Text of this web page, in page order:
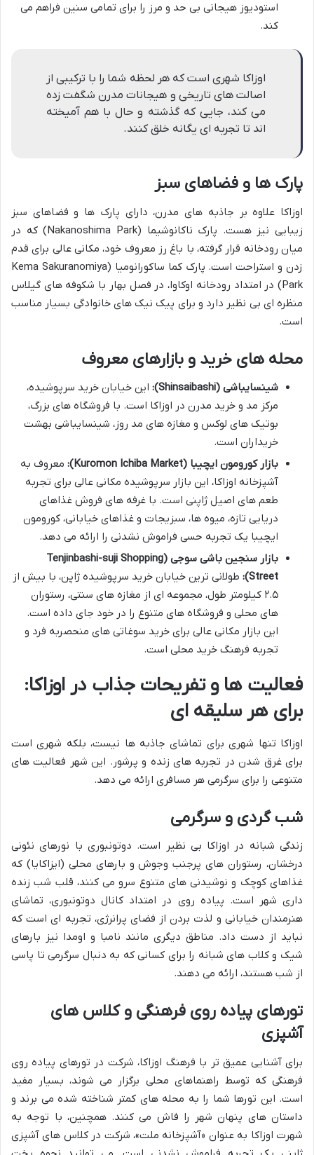
استودیوز هیجانی بی حد و مرز را برای تمامی سنین فراهم می
کند.
اوزاکا شهری است که هر لحظه شما را با ترکیبی از
اصالت های تاریخی و هیجانات مدرن شگفت زده
می کند، جایی که گذشته و حال با هم آمیخته
اند تا تجربه ای یگانه خلق کنند.
پارک ها و فضاهای سبز
اوزاکا علاوه بر جاذبه های مدرن، دارای پارک ها و فضاهای سبز
زیبایی نیز هست. پارک ناکانوشیما (Nakanoshima Park) که در
میان رودخانه قرار گرفته، با باغ رز معروف خود، مکانی عالی برای قدم
زدن و استراحت است. پارک کما ساکورانومیا (Kema Sakuranomiya
Park) در امتداد رودخانه اوکاوا، در فصل بهار با شکوفه های گیلاس
منظره ای بی نظیر دارد و برای پیک نیک های خانوادگی بسیار مناسب
است.
محله های خرید و بازارهای معروف
شینسایباشی (Shinsaibashi):
این خیابان خرید سرپوشیده،
مرکز مد و خرید مدرن در اوزاکا است. با فروشگاه های بزرگ،
بوتیک های لوکس و مغازه های مد روز، شینسایباشی بهشت
خریداران است.
بازار کورومون ایچیبا (Kuromon Ichiba Market):
معروف به
آشپزخانه اوزاکا، این بازار سرپوشیده مکانی عالی برای تجربه
طعم های اصیل ژاپنی است. با غرفه های فروش غذاهای
دریایی تازه، میوه ها، سبزیجات و غذاهای خیابانی، کورومون
ایچیبا یک تجربه حسی فراموش نشدنی را ارائه می دهد.
بازار سنجین باشی سوجی (Tenjinbashi-suji Shopping
Street):
طولانی ترین خیابان خرید سرپوشیده ژاپن، با بیش از
۲.۵ کیلومتر طول، مجموعه ای از مغازه های سنتی، رستوران
های محلی و فروشگاه های متنوع را در خود جای داده است.
این بازار مکانی عالی برای خرید سوغاتی های منحصربه فرد و
تجربه فرهنگ خرید محلی است.
فعالیت ها و تفریحات جذاب در اوزاکا:
برای هر سلیقه ای
اوزاکا تنها شهری برای تماشای جاذبه ها نیست، بلکه شهری است
برای غرق شدن در تجربه های زنده و پرشور. این شهر فعالیت های
متنوعی را برای سرگرمی هر مسافری ارائه می دهد.
شب گردی و سرگرمی
زندگی شبانه در اوزاکا بی نظیر است. دوتونبوری با نورهای نئونی
درخشان، رستوران های پرجنب وجوش و بارهای محلی (ایزاکایا) که
غذاهای کوچک و نوشیدنی های متنوع سرو می کنند، قلب شب زنده
داری شهر است. پیاده روی در امتداد کانال دوتونبوری، تماشای
هنرمندان خیابانی و لذت بردن از فضای پرانرژی، تجربه ای است که
نباید از دست داد. مناطق دیگری مانند نامبا و اومدا نیز بارهای
شیک و کلاب های شبانه را برای کسانی که به دنبال سرگرمی تا پاسی
از شب هستند، ارائه می دهند.
تورهای پیاده روی فرهنگی و کلاس های
آشپزی
برای آشنایی عمیق تر با فرهنگ اوزاکا، شرکت در تورهای پیاده روی
فرهنگی که توسط راهنماهای محلی برگزار می شوند، بسیار مفید
است. این تورها شما را به محله های کمتر شناخته شده می برند و
داستان های پنهان شهر را فاش می کنند. همچنین، با توجه به
شهرت اوزاکا به عنوان «آشپزخانه ملت»، شرکت در کلاس های آشپزی